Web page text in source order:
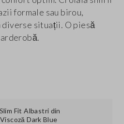
formale sau birou,
diverse situații. O piesă